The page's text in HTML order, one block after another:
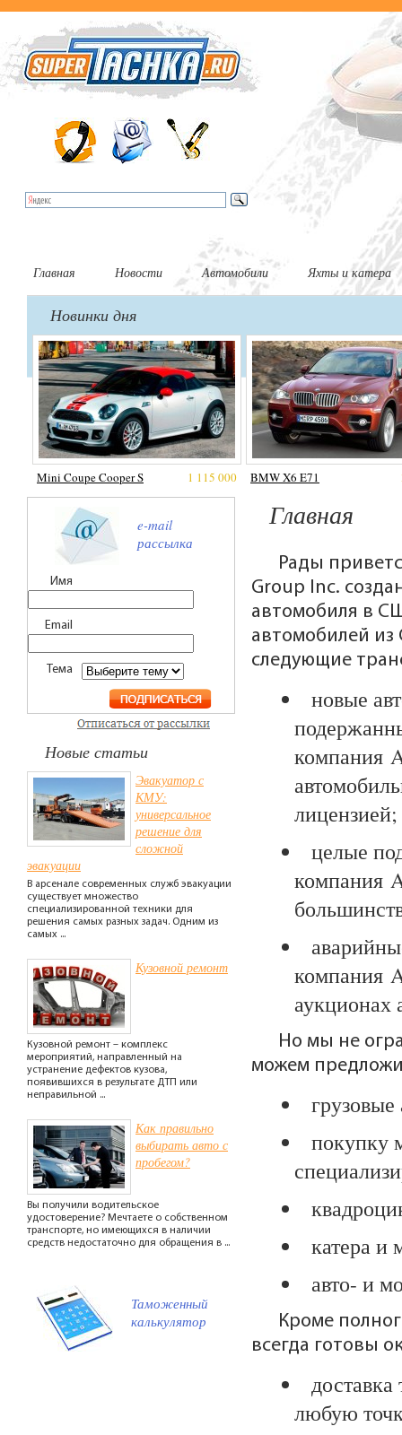
Главная Новости Автомобили Яхты и катера
Новинки дня
Mini Coupe Cooper S 1 115 000 BMW X6 E71
e-mail
рассылка
Имя
Email
Тема
Новые статьи
Эвакуатор с
КМУ:
универсальное
решение для
сложной
эвакуации
В арсенале современных служб эвакуации
существует множество
специализированной техники для
решения самых разных задач. Одним из
самых ...
Кузовной ремонт
Кузовной ремонт – комплекс
мероприятий, направленный на
устранение дефектов кузова,
появившихся в результате ДТП или
неправильной ...
Как правильно
выбирать авто с
пробегом?
Вы получили водительское
удостоверение? Мечтаете о собственном
транспорте, но имеющихся в наличии
средств недостаточно для обращения в ...
Таможенный
калькулятор
Главная
Рады
Group Inc.
автомобиля в
автомобилей
следующие
новые
компания
лицензией;
целые
компания
компания
аукционах
Но мы не
можем
покупку
катера и
авто- и
Кроме
всегда готовы
любую